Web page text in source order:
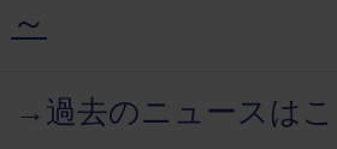
～
→過去のニュースは